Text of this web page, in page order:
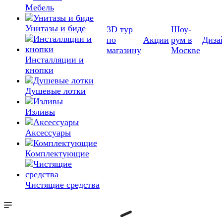
Мебель
Унитазы и биде
Инсталляции и
кнопки
Душевые лотки
Изливы
Аксессуары
Комплектующие
Чистящие средства
3D тур
по
магазину
Акции
Шоу-
рум в
Москве